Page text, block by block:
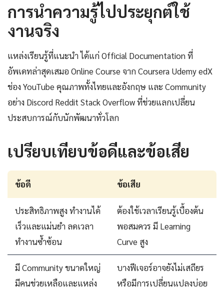
การนำความรู้ไปประยุกต์ใช้
งานจริง
แหล่งเรียนรู้ที่แนะนำ ได้แก่ Official Documentation ที่
อัพเดทล่าสุดเสมอ Online Course จาก Coursera Udemy edX
ช่อง YouTube คุณภาพทั้งไทยและอังกฤษ และ Community
อย่าง Discord Reddit Stack Overflow ที่ช่วยแลกเปลี่ยน
ประสบการณ์กับนักพัฒนาทั่วโลก
เปรียบเทียบข้อดีและข้อเสีย
ข้อดี ข้อเสีย
ประสิทธิภาพสูง ทำงานได้
เร็วและแม่นยำ ลดเวลา
ทำงานซ้ำซ้อน
ต้องใช้เวลาเรียนรู้เบื้องต้น
พอสมควร มี Learning
Curve สูง
มี Community ขนาดใหญ่
มีคนช่วยเหลือและแหล่ง
บางฟีเจอร์อาจยังไม่เสถียร
หรือมีการเปลี่ยนแปลงบ่อย